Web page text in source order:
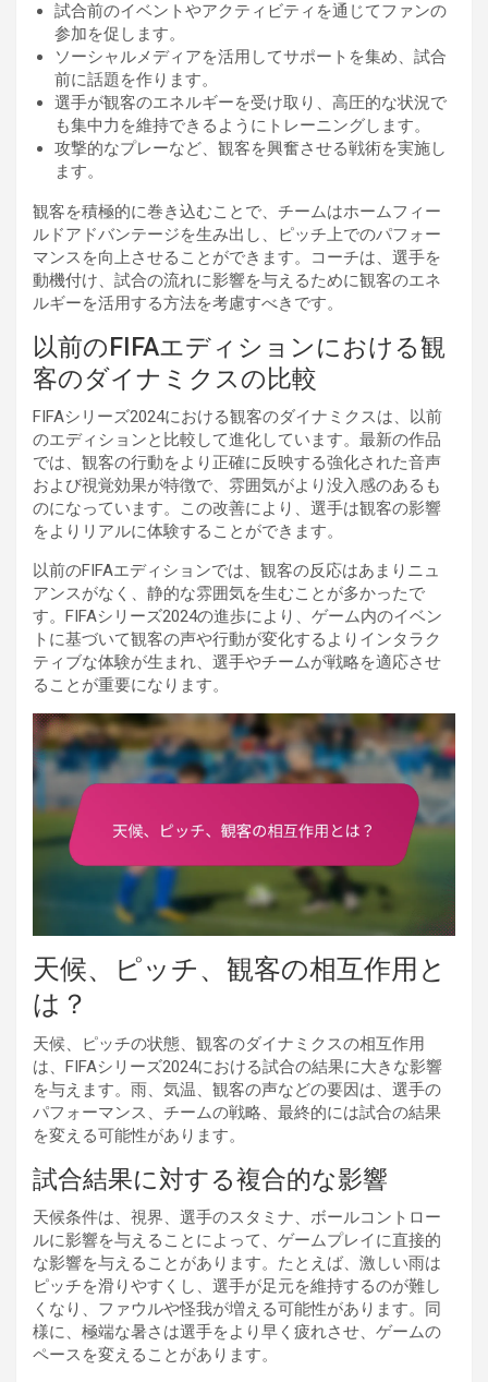
試合前のイベントやアクティビティを通じてファンの
参加を促します。
ソーシャルメディアを活用してサポートを集め、試合
前に話題を作ります。
選手が観客のエネルギーを受け取り、高圧的な状況で
も集中力を維持できるようにトレーニングします。
攻撃的なプレーなど、観客を興奮させる戦術を実施し
ます。
観客を積極的に巻き込むことで、チームはホームフィー
ルドアドバンテージを生み出し、ピッチ上でのパフォー
マンスを向上させることができます。コーチは、選手を
動機付け、試合の流れに影響を与えるために観客のエネ
ルギーを活用する方法を考慮すべきです。
以前のFIFAエディションにおける観
客のダイナミクスの比較
FIFAシリーズ2024における観客のダイナミクスは、以前
のエディションと比較して進化しています。最新の作品
では、観客の行動をより正確に反映する強化された音声
および視覚効果が特徴で、雰囲気がより没入感のあるも
のになっています。この改善により、選手は観客の影響
をよりリアルに体験することができます。
以前のFIFAエディションでは、観客の反応はあまりニュ
アンスがなく、静的な雰囲気を生むことが多かったで
す。FIFAシリーズ2024の進歩により、ゲーム内のイベン
トに基づいて観客の声や行動が変化するよりインタラク
ティブな体験が生まれ、選手やチームが戦略を適応させ
ることが重要になります。
天候、ピッチ、観客の相互作用と
は？
天候、ピッチの状態、観客のダイナミクスの相互作用
は、FIFAシリーズ2024における試合の結果に大きな影響
を与えます。雨、気温、観客の声などの要因は、選手の
パフォーマンス、チームの戦略、最終的には試合の結果
を変える可能性があります。
試合結果に対する複合的な影響
天候条件は、視界、選手のスタミナ、ボールコントロー
ルに影響を与えることによって、ゲームプレイに直接的
な影響を与えることがあります。たとえば、激しい雨は
ピッチを滑りやすくし、選手が足元を維持するのが難し
くなり、ファウルや怪我が増える可能性があります。同
様に、極端な暑さは選手をより早く疲れさせ、ゲームの
ペースを変えることがあります。